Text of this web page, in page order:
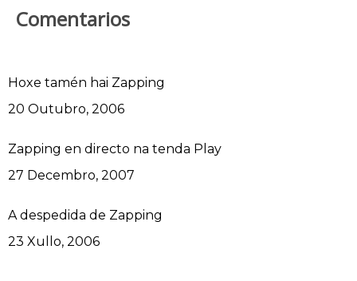
Comentarios
Hoxe tamén hai Zapping
Data
20 Outubro, 2006
Zapping en directo na tenda Play
Data
27 Decembro, 2007
A despedida de Zapping
Data
23 Xullo, 2006